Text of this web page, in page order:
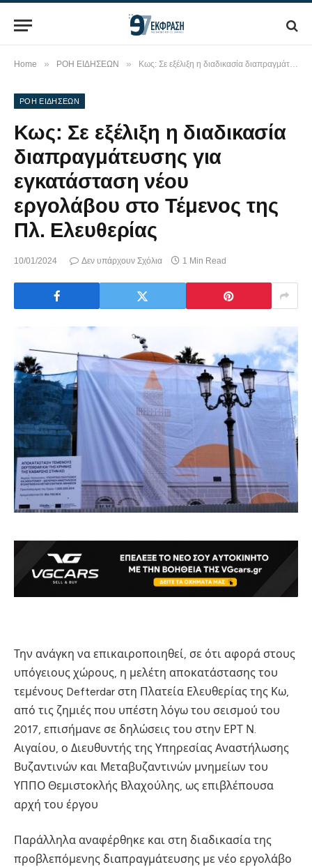
Home » ΡΟΗ ΕΙΔΗΣΕΩΝ » Κως: Σε εξέλιξη η διαδικασία διαπραγμάτευσης για εγκατάσταση νέου εργολάβου στο Τέμενος της Πλ. Ελευθερίας
ΡΟΗ ΕΙΔΗΣΕΩΝ
Κως: Σε εξέλιξη η διαδικασία
διαπραγμάτευσης για
εγκατάσταση νέου
εργολάβου στο Τέμενος της
Πλ. Ελευθερίας
10/01/2024 Δεν υπάρχουν Σχόλια 1 Min Read
Την ανάγκη να επικαιροποιηθεί, σε ότι αφορά στους
υπόγειους χώρους, η μελέτη αποκατάστασης του
τεμένους Defterdar στη Πλατεία Ελευθερίας της Κω,
από τις ζημιές που υπέστη λόγω του σεισμού του
2017, επισήμανε σε δηλώσεις του στην ΕΡΤ Ν.
Αιγαίου, ο Διευθυντής της Υπηρεσίας Αναστήλωσης
Βυζαντινών και Μεταβυζαντινών μνημείων του
ΥΠΠΟ Θεμιστοκλής Βλαχούλης, ως επιβλέπουσα
αρχή του έργου
Παράλληλα αναφέρθηκε και στη διαδικασία της
προβλεπόμενης διαπραγμάτευσης με νέο εργολάβο